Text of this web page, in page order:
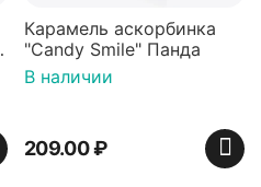
Карамель аскорбинка
"Candy Smile" Панда
В наличии
209.00₽